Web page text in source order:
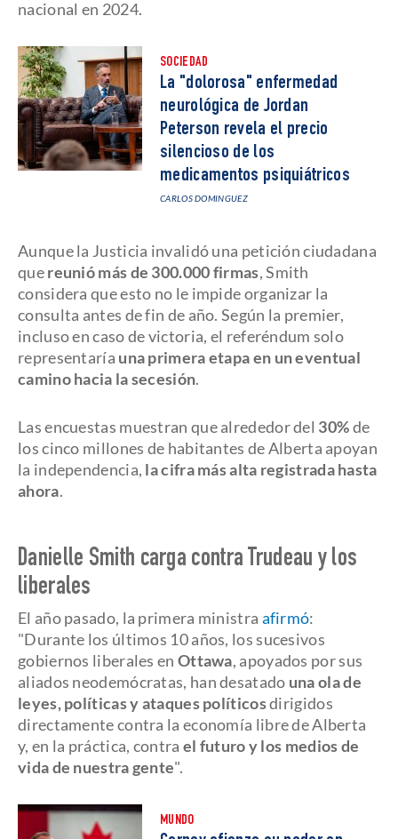
nacional en 2024.
SOCIEDAD
La "dolorosa" enfermedad
neurológica de Jordan
Peterson revela el precio
silencioso de los
medicamentos psiquiátricos
CARLOS DOMINGUEZ
Aunque la Justicia invalidó una petición ciudadana
quereunió más de 300.000 firmas, Smith
considera que esto no le impide organizar la
consulta antes de fin de año. Según la premier,
incluso en caso de victoria, el referéndum solo
representaría una primera etapa en un eventual
camino hacia la secesión.
Las encuestas muestran que alrededor del 30%de
los cinco millones de habitantes de Alberta apoyan
la independencia, la cifra más alta registrada hasta
ahora.
Danielle Smith carga contra Trudeau y los
liberales
El año pasado, la primera ministra afirmó:
"Durante los últimos 10 años, los sucesivos
gobiernos liberales en Ottawa, apoyados por sus
aliados neodemócratas, han desatado una ola de
leyes, políticas y ataques políticosdirigidos
directamente contra la economía libre de Alberta
y, en la práctica, contra el futuro y los medios de
vida de nuestra gente".
MUNDO